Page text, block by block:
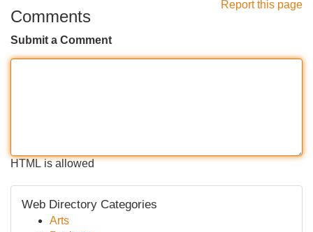
Report this page
Comments
Submit a Comment
HTML is allowed
Web Directory Categories
Arts